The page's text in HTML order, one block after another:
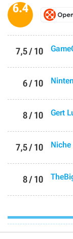
6.4
7,5 / 10
6 / 10
8 / 10 Gert
7,5 / 10 Niche
8 / 10